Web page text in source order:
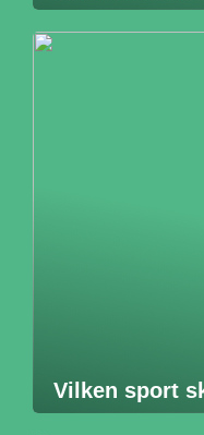
Vilken sport